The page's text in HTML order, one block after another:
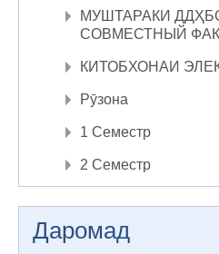
МУШТАРАКИ
СОВМЕСТНЫЙ
КИТОБХОНАИ
Рӯзона
1 Семестр
2 Семестр
Даромад